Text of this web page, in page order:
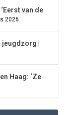
van de
2026
|
Haag: ‘Ze